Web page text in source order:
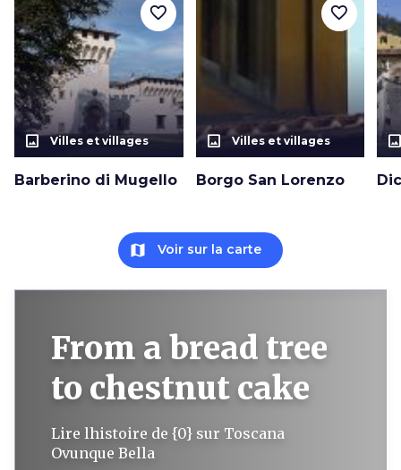
photo_size_select_actual Villes et villages
Barberino di Mugello
favorite_border
photo_size_select_actual Villes et villages
Borgo San Lorenzo
favorite_border
map Voir sur la carte
From a bread tree
to chestnut cake
Lire lhistoire de {0} sur Toscana
Ovunque Bella